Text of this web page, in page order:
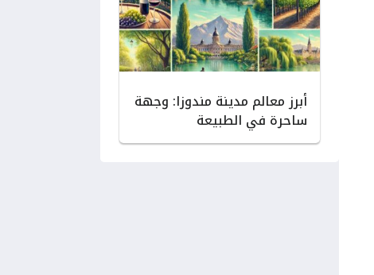
أبرز معالم مدينة مندوزا: وجهة
ساحرة في الطبيعة